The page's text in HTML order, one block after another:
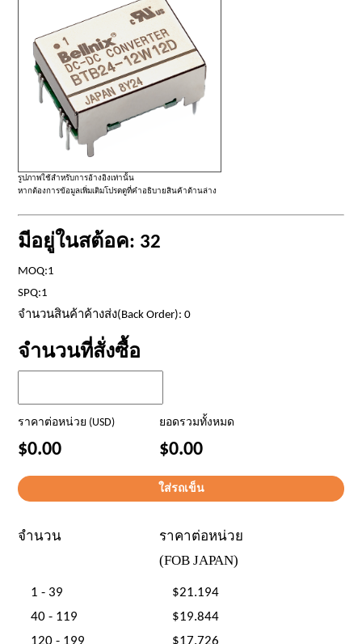
รูปภาพใช้สำหรับการอ้างอิงเท่านั้น
หากต้องการข้อมูลเพิ่มเติมโปรดดูที่คำอธิบายสินค้าด้านล่าง
มีอยู่ในสต้อค: 32
MOQ:1
SPQ:1
จำนวนสินค้าค้างส่ง(Back Order): 0
จำนวนที่สั่งซื้อ
ราคาต่อหน่วย (USD) ยอดรวมทั้งหมด
$0.00 $0.00
จำนวน
ราคาต่อหน่วย
(FOB JAPAN)
1 - 39
$21.194
40 - 119
$19.844